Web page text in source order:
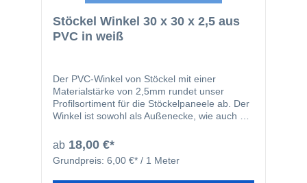
Stöckel Winkel 30 x 30 x 2,5 aus
PVC in weiß
Der PVC-Winkel von Stöckel mit einer
Materialstärke von 2,5mm rundet unser
Profilsortiment für die Stöckelpaneele ab. Der
Winkel ist sowohl als Außenecke, wie auch als
ab 18,00 €*
Grundpreis: 6,00 €* / 1 Meter